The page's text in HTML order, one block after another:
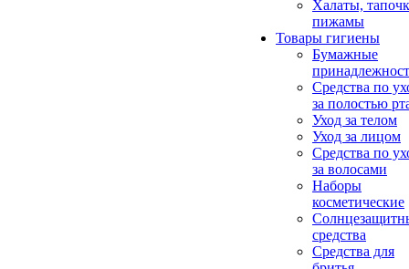
Халаты,
пижамы
Товары гигиены
Бумажные
Средства по
за полостью
Уход за телом
Уход за лицом
Средства по
за волосами
Наборы
косметические
средства
Средства для